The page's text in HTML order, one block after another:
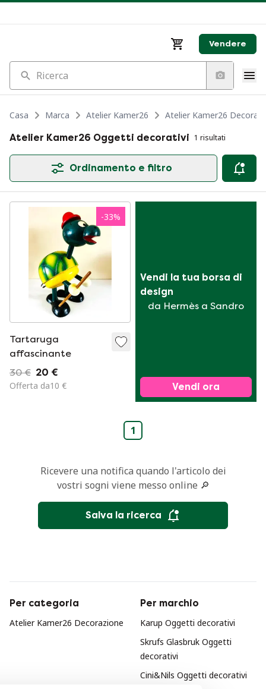
Vendere
Ricerca
Casa Marca Atelier Kamer26
Atelier Kamer26
Atelier Kamer26 Oggetti decorativi 1 risultati
Ordinamento e filtro
-33%
Tartaruga
affascinante
30 € 20 €
Offerta da10 €
Vendi la tua borsa di
design
da Hermès a Sandro
Vendi ora
1
Ricevere una notifica quando l'articolo dei
vostri sogni viene messo online 🔎
Salva la ricerca
Per categoria
Atelier Kamer26 Decorazione
Per marchio
Karup Oggetti decorativi
Skrufs Glasbruk Oggetti
decorativi
Cini&Nils Oggetti decorativi